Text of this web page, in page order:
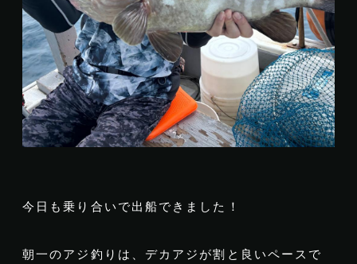
今日も乗り合いで出船できました！
朝一のアジ釣りは、デカアジが割と良いペースで